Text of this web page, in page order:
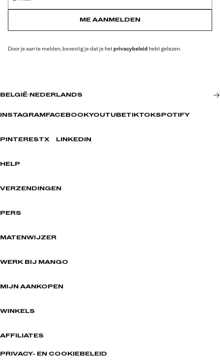
ME AANMELDEN
Door je aan te melden, bevestig je dat je hetprivacybeleid hebt gelezen.
BELGIË· NEDERLANDS
INSTAGRAM FACEBOOKYOUTUBETIKTOKSPOTIFY
PINTERESTX LINKEDIN
HELP
VERZENDINGEN
PERS
MATENWIJZER
WERK BIJ MANGO
MIJN AANKOPEN
WINKELS
AFFILIATES
PRIVACY- EN COOKIEBELEID